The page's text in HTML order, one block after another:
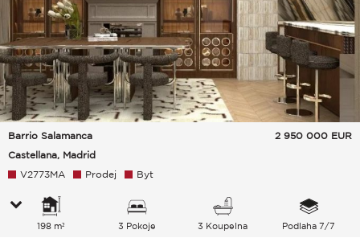
Barrio Salamanca
Castellana, Madrid
2 950 000 EUR
V2773MA Prodej Byt
198 m² 3 Pokoje 3 Koupelna Podlaha 7/7